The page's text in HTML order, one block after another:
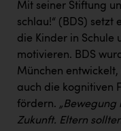
Mit seiner Stiftung
schlau!“ (BDS) setzt
die Kinder in Schule
motivieren. BDS
München
auch die kognitiven
fördern. „Bewegung
Zukunft. Eltern